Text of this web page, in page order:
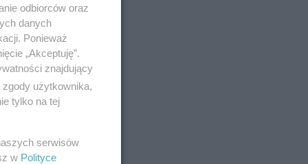
do zamówienia.
odbiorców oraz
danych
Ponieważ
„Akceptuję”.
znajdujący
użytkownika,
tylko na tej
serwisów
w Polityce